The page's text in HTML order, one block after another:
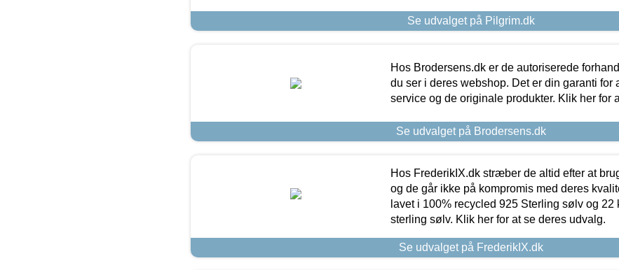
Se udvalget på Pilgrim.dk
Hos Brodersens.dk er de autoriserede
du ser i deres webshop. Det er din garanti for
service og de originale produkter. Klik her for
Se udvalget på Brodersens.dk
Hos FrederikIX.dk stræber de altid efter at
og de går ikke på kompromis med deres
lavet i 100% recycled 925 Sterling sølv og 22
sterling sølv. Klik her for at se deres udvalg.
Se udvalget på FrederikIX.dk